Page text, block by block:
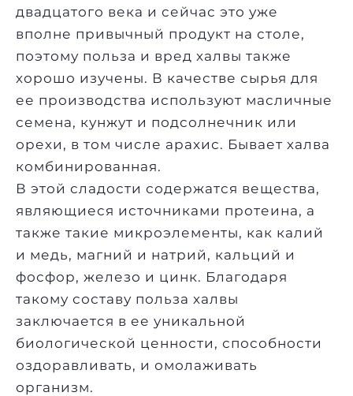
двадцатого века и сейчас это уже
вполне привычный продукт на столе,
поэтому польза и вред халвы также
хорошо изучены. В качестве сырья для
ее производства используют масличные
семена, кунжут и подсолнечник или
орехи, в том числе арахис. Бывает халва
комбинированная.
В этой сладости содержатся вещества,
являющиеся источниками протеина, а
также такие микроэлементы, как калий
и медь, магний и натрий, кальций и
фосфор, железо и цинк. Благодаря
такому составу польза халвы
заключается в ее уникальной
биологической ценности, способности
оздоравливать, и омолаживать
организм.